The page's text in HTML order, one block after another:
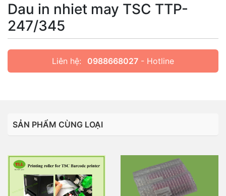
Dau in nhiet may TSC TTP-
247/345
Liên hệ: 0988668027 - Hotline
SẢN PHẨM CÙNG LOẠI